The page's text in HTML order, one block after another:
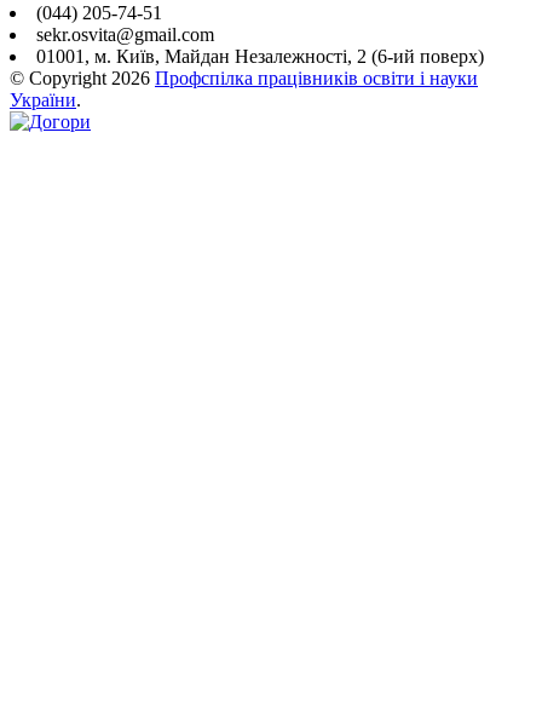
(044) 205-74-51
sekr.osvita@gmail.com
01001, м. Київ, Майдан Незалежності, 2 (6-ий поверх)
© Copyright 2026 Профспілка працівників освіти і науки
України.